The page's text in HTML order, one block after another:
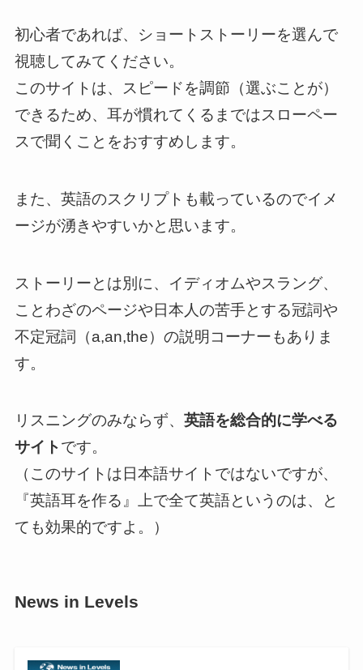
初心者であれば、ショートストーリーを選んで
視聴してみてください。
このサイトは、スピードを調節（選ぶことが）
できるため、耳が慣れてくるまではスローペー
スで聞くことをおすすめします。
また、英語のスクリプトも載っているのでイメ
ージが湧きやすいかと思います。
ストーリーとは別に、イディオムやスラング、
ことわざのページや日本人の苦手とする冠詞や
不定冠詞（a,an,the）の説明コーナーもありま
す。
リスニングのみならず、 英語を総合的に学べる
サイトです。
（このサイトは日本語サイトではないですが、
『英語耳を作る』上で全て英語というのは、と
ても効果的ですよ。）
News in Levels